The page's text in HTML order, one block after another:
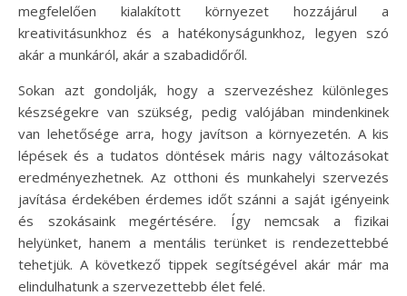
megfelelően kialakított környezet hozzájárul a
kreativitásunkhoz és a hatékonyságunkhoz, legyen szó
akár a munkáról, akár a szabadidőről.
Sokan azt gondolják, hogy a szervezéshez különleges
készségekre van szükség, pedig valójában mindenkinek
van lehetősége arra, hogy javítson a környezetén. A kis
lépések és a tudatos döntések máris nagy változásokat
eredményezhetnek. Az otthoni és munkahelyi szervezés
javítása érdekében érdemes időt szánni a saját igényeink
és szokásaink megértésére. Így nemcsak a fizikai
helyünket, hanem a mentális terünket is rendezettebbé
tehetjük. A következő tippek segítségével akár már ma
elindulhatunk a szervezettebb élet felé.